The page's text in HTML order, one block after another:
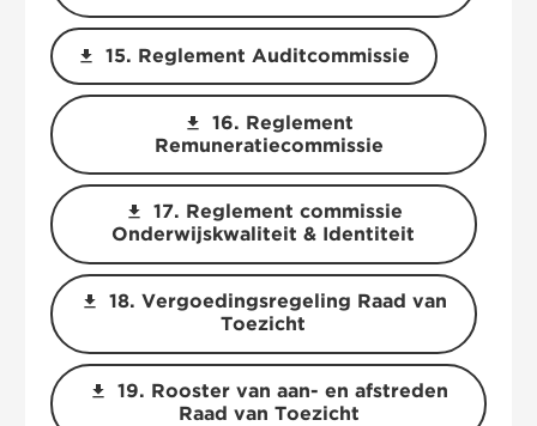
download 15. Reglement Auditcommissie
download
16. Reglement
Remuneratiecommissie
download
17. Reglement commissie
Onderwijskwaliteit & Identiteit
download
18. Vergoedingsregeling Raad van
Toezicht
download
19. Rooster van aan- en afstreden
Raad van Toezicht